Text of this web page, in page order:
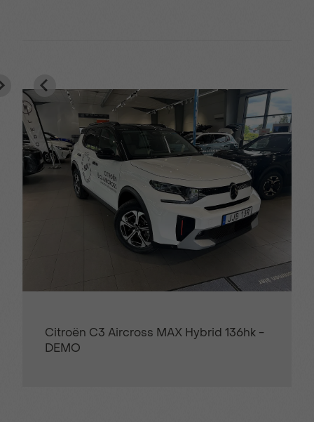
Stämningsbelysning
med rytmfunktion
Sätesvärme fram
Takspoiler bak
Transparent chassi-
och hjulvy
Trådlös mobilladdare Trådlös uppdateringar
Citroën C3 Aircross MAX Hybrid 136hk -
DEMO